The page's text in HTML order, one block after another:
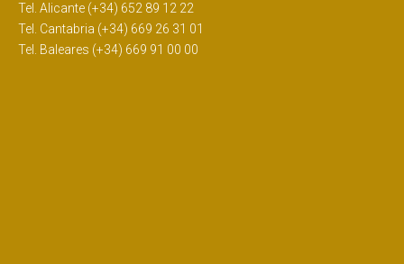
Tel. Alicante (+34) 652 89 12 22
Tel. Cantabria (+34) 669 26 31 01
Tel. Baleares (+34) 669 91 00 00